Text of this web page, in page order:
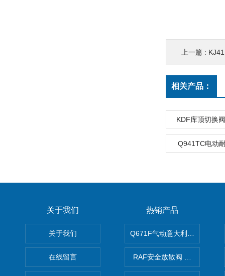
上一篇 :
相关产品：
KDF库顶切换
Q941TC电动
关于我们
关于我们
在线留言
热销产品
Q671F气动意大利式薄型球阀
RAF安全放散阀 阀生产